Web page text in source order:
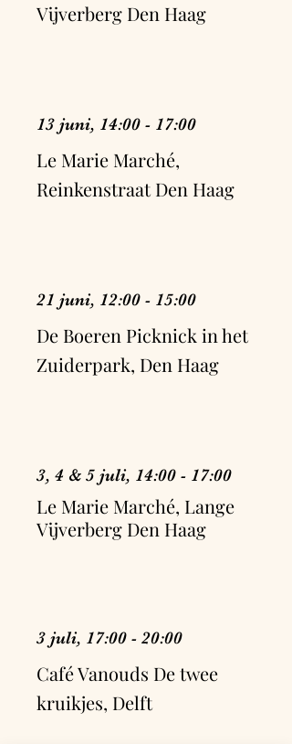
Vijverberg Den Haag
13 juni, 14:00 - 17:00
Le Marie Marché,
Reinkenstraat Den Haag
21 juni, 12:00 - 15:00
De Boeren Picknick in het
Zuiderpark, Den Haag
3, 4 & 5 juli, 14:00 - 17:00
Le Marie Marché, Lange
Vijverberg Den Haag
3 juli, 17:00 - 20:00
Café Vanouds De twee
kruikjes, Delft